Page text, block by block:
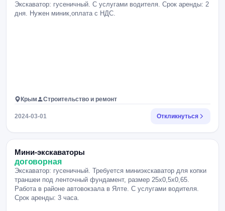
Экскаватор: гусеничный. С услугами водителя. Срок аренды: 2
дня. Нужен миник,оплата с НДС.
Крым Строительство и ремонт
2024-03-01 Откликнуться
Мини-экскаваторы
договорная
Экскаватор: гусеничный. Требуется миниэкскаватор для копки
траншеи под ленточный фундамент, размер 25х0,5х0,65.
Работа в районе автовокзала в Ялте. С услугами водителя.
Срок аренды: 3 часа.